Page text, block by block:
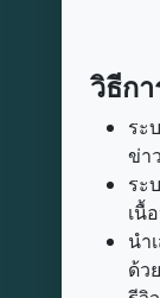
วิธีก
ระ
ข่า
ระ
เนื้
นำ
ด้ว